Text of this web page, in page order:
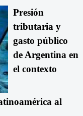
Presión
tributaria y
gasto público
de Argentina en
el contexto
al